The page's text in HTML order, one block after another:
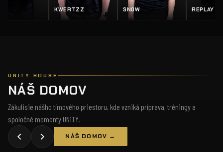
SN0W REPLAY SALTY
UNITY HOUSE
NÁŠ DOMOV
Zákulisie nášho tímového priestoru, kde vzniká príprava, tréningy a
spoločné momenty UNiTY.
NÁŠ DOMOV →